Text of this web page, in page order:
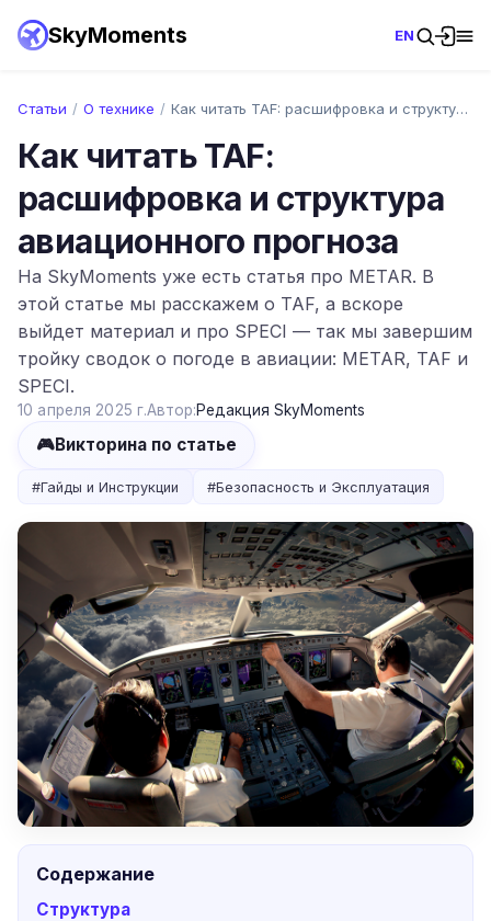
SkyMoments EN
Статьи / О технике / Как читать TAF: расшифровка и структура …
Как читать TAF:
расшифровка и структура
авиационного прогноза
На SkyMoments уже есть статья про METAR. В
этой статье мы расскажем о TAF, а вскоре
выйдет материал и про SPECI — так мы завершим
тройку сводок о погоде в авиации: METAR, TAF и
SPECI.
10 апреля 2025 г.Автор:Редакция SkyMoments
🎮Викторина по статье
#Гайды и Инструкции #Безопасность и Эксплуатация
Содержание
Структура